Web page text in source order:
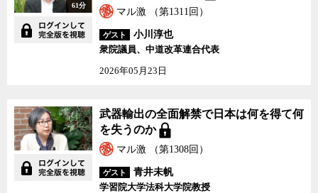
者の宮台真司が議論した。
61分
マル激 （第1311回）
ゲスト
小川淳也
衆院議員、中道改革連合代表
2026年05月23日
武器輸出の全面解禁で日本は何を得て何
を失うのか
マル激 （第1308回）
ゲスト
青井未帆
学習院大学法科大学院教授